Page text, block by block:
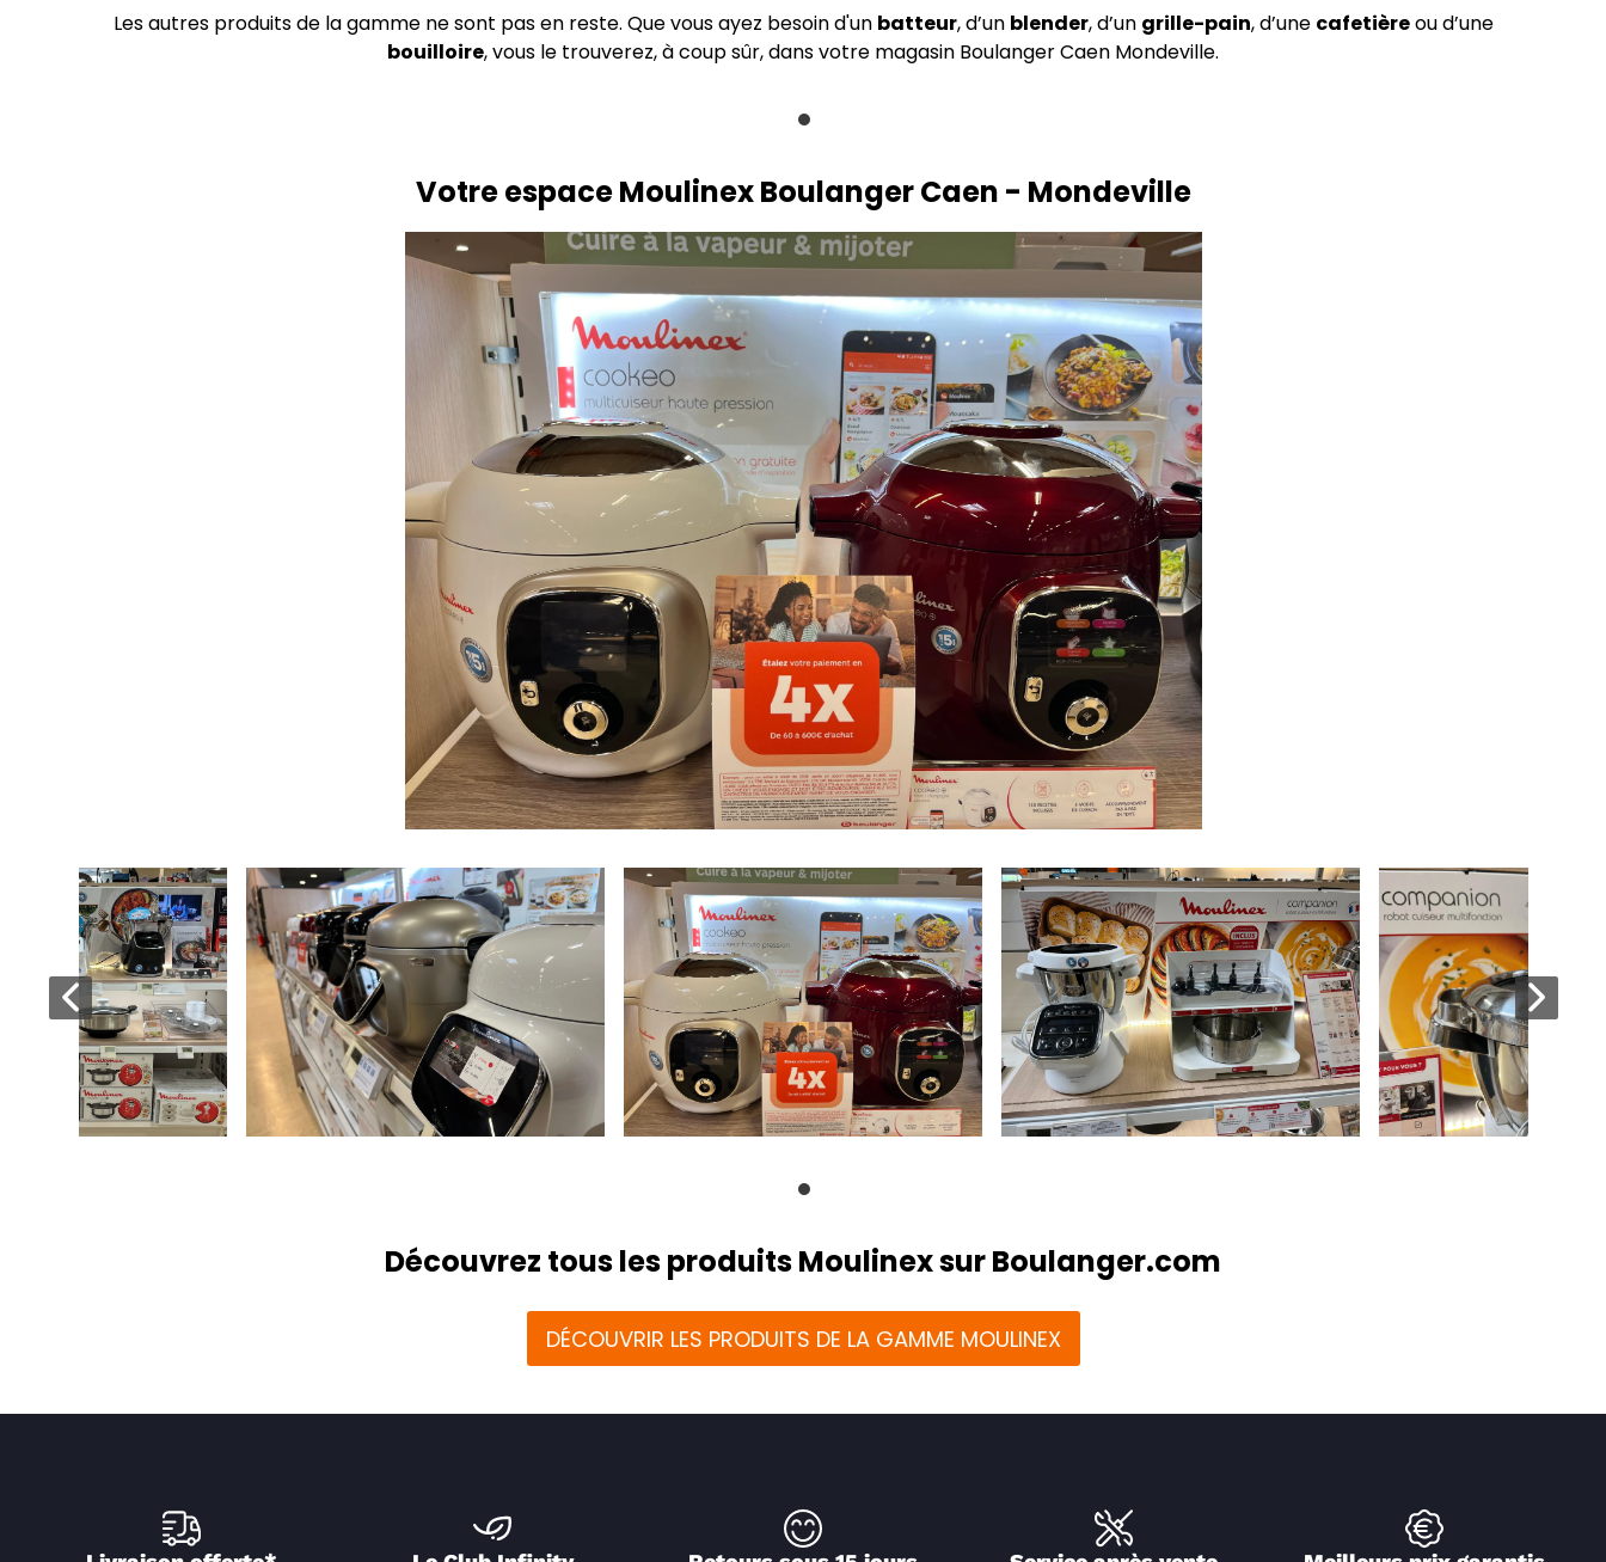
Les autres produits de la gamme ne sont pas en reste. Que vous ayez besoin d'un batteur, d’un blender, d’un grille-pain, d’une cafetièreou d’une
bouilloire, vous le trouverez, à coup sûr, dans votre magasin Boulanger Caen Mondeville.
Votre espace Moulinex Boulanger Caen - Mondeville
Découvrez tous les produits Moulinex sur Boulanger.com
DÉCOUVRIR LES PRODUITS DE LA GAMME MOULINEX